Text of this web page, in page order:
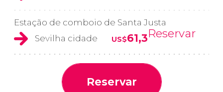
Estação de comboio de Santa Justa
Sevilha cidade
US$61,3Reservar
Reservar